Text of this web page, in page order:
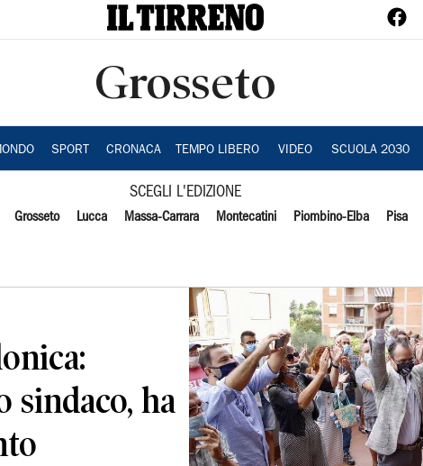
Grosseto
SPORT CRONACA TEMPO LIBERO VIDEO SCUOLA 2030
SCEGLI L'EDIZIONE
Grosseto Lucca Massa-Carrara Montecatini Piombino-Elba Pisa
sindaco, ha